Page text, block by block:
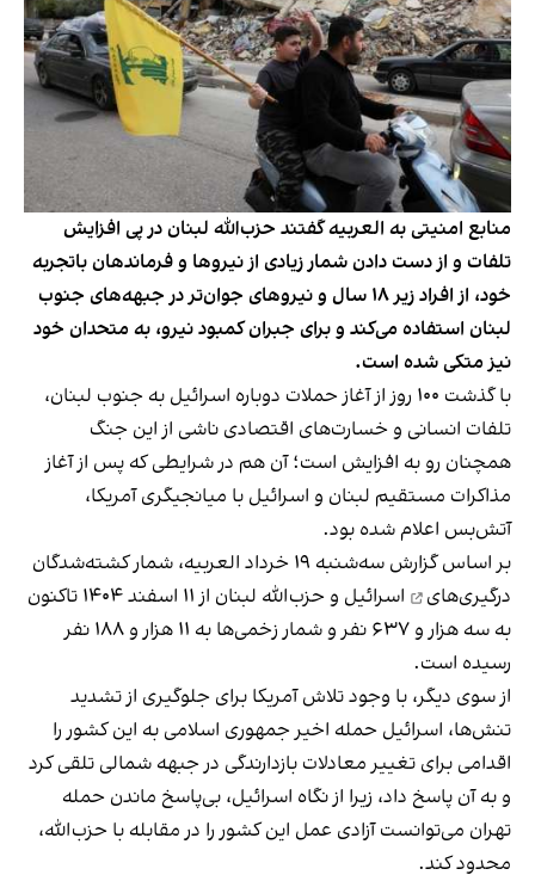
منابع امنیتی به العربیه گفتند حزب‌الله لبنان در پی افزایش
تلفات و از دست دادن شمار زیادی از نیروها و فرماندهان باتجربه
خود، از افراد زیر ۱۸ سال و نیروهای جوان‌تر در جبهه‌های جنوب
لبنان استفاده می‌کند و برای جبران کمبود نیرو، به متحدان خود
نیز متکی شده است.
با گذشت ۱۰۰ روز از آغاز حملات دوباره اسرائیل به جنوب لبنان،
تلفات انسانی و خسارت‌های اقتصادی ناشی از این جنگ
همچنان رو به افزایش است؛ آن هم در شرایطی که پس از آغاز
مذاکرات مستقیم لبنان و اسرائیل با میانجیگری آمریکا،
آتش‌بس اعلام شده بود.
بر اساس گزارش سه‌شنبه ۱۹ خرداد العربیه، شمار کشته‌شدگان
درگیری‌های
اسرائیل و حزب‌الله لبنان از ۱۱ اسفند ۱۴۰۴ تاکنون
به سه هزار و ۶۳۷ نفر و شمار زخمی‌ها به ۱۱ هزار و ۱۸۸ نفر
رسیده است.
از سوی دیگر، با وجود تلاش آمریکا برای جلوگیری از تشدید
تنش‌ها، اسرائیل حمله اخیر جمهوری اسلامی به این کشور را
اقدامی برای تغییر معادلات بازدارندگی در جبهه شمالی تلقی کرد
و به آن پاسخ داد، زیرا از نگاه اسرائیل، بی‌پاسخ ماندن حمله
تهران می‌توانست آزادی عمل این کشور را در مقابله با حزب‌الله،
محدود کند.